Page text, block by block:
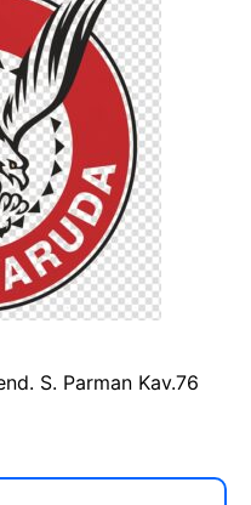
S. Parman Kav.76